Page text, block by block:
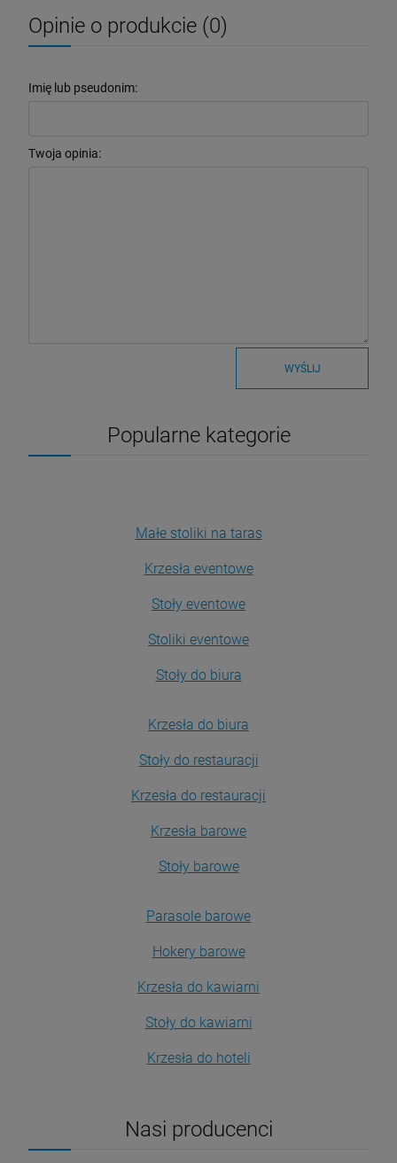
Opinie o produkcie (0)
Imię lub pseudonim:
Twoja opinia:
WYŚLIJ
Popularne kategorie
Małe stoliki na taras
Krzesła eventowe
Stoły eventowe
Stoliki eventowe
Stoły do biura
Krzesła do biura
Stoły do restauracji
Krzesła do restauracji
Krzesła barowe
Stoły barowe
Parasole barowe
Hokery barowe
Krzesła do kawiarni
Stoły do kawiarni
Krzesła do hoteli
Nasi producenci